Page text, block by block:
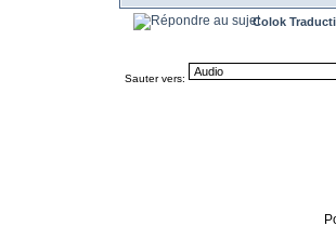
Colok
Sauter vers: